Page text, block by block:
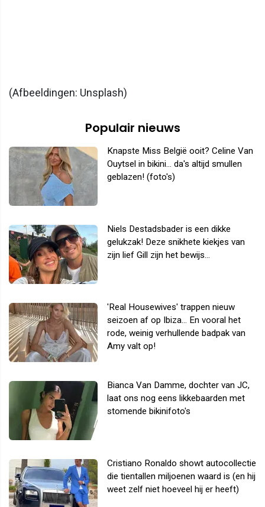
(Afbeeldingen: Unsplash)
Populair nieuws
Knapste Miss België ooit? Celine Van
Ouytsel in bikini... da's altijd smullen
geblazen! (foto's)
Niels Destadsbader is een dikke
gelukzak! Deze snikhete kiekjes van
zijn lief Gill zijn het bewijs...
'Real Housewives' trappen nieuw
seizoen af op Ibiza... En vooral het
rode, weinig verhullende badpak van
Amy valt op!
Bianca Van Damme, dochter van JC,
laat ons nog eens likkebaarden met
stomende bikinifoto's
Cristiano Ronaldo showt autocollectie
die tientallen miljoenen waard is (en hij
weet zelf niet hoeveel hij er heeft)